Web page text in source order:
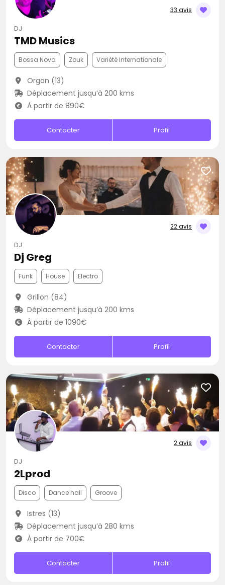
33 avis
DJ
TMD Musics
Bossa Nova Zouk Variété Internationale
Orgon (13)
Déplacement jusqu’à 200 kms
À partir de 890€
Contacter Profil
22 avis
DJ
Dj Greg
Funk House Electro
Grillon (84)
Déplacement jusqu’à 200 kms
À partir de 1090€
Contacter Profil
2 avis
DJ
2Lprod
Disco Dance hall Groove
Istres (13)
Déplacement jusqu’à 280 kms
À partir de 700€
Contacter Profil